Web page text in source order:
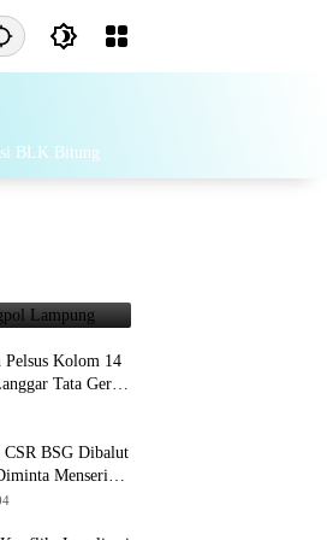
BLK Bitung
Pelsus Kolom 14
Tata Gereja
Melawan
CSR BSG Dibalut
Menseriusi